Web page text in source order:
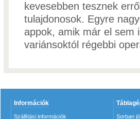
kevesebben tesznek
tulajdonosok. Egyre
appok, amik már el sem
variánsoktól régebbi
Információk
Szállítási információk
Sorban